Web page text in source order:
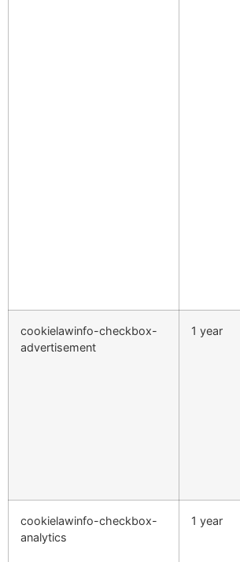
cookielawinfo-checkbox-
advertisement
1 year
cookielawinfo-checkbox-
analytics
1 year